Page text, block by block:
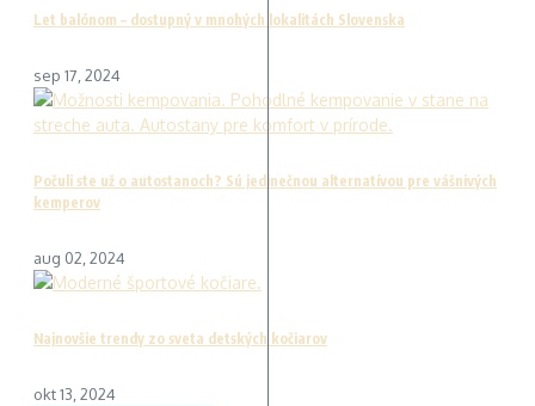
Let balónom – dostupný v mnohých lokalitách Slovenska
sep 17, 2024
Počuli ste už o autostanoch? Sú jedinečnou alternatívou pre vášnivých
kemperov
aug 02, 2024
Najnovšie trendy zo sveta detských kočiarov
okt 13, 2024